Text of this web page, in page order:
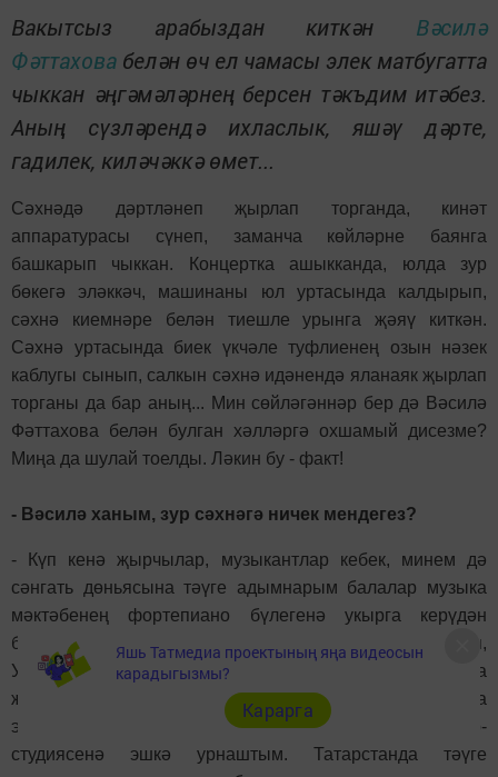
Вакытсыз арабыздан киткән Вәсилә
Фәттахова белән өч ел чамасы элек матбугатта
чыккан әңгәмәләрнең берсен тәкъдим итәбез.
Аның сүзләрендә ихласлык, яшәү дәрте,
гадилек, киләчәккә өмет...
Сәхнәдә дәртләнеп җырлап торганда, кинәт
аппаратурасы сүнеп, заманча көйләрне баянга
башкарып чыккан. Концертка ашыкканда, юлда зур
бөкегә эләккәч, машинаны юл уртасында калдырып,
сәхнә киемнәре белән тиешле урынга җәяү киткән.
Сәхнә уртасында биек үкчәле туфлиенең озын нәзек
каблугы сынып, салкын сәхнә идәнендә яланаяк җырлап
торганы да бар аның... Мин сөйләгәннәр бер дә Вәсилә
Фәттахова белән булган хәлләргә охшамый дисезме?
Миңа да шулай тоелды. Ләкин бу - факт!
- Вәсилә ханым, зур сәхнәгә ничек мендегез?
- Күп кенә җырчылар, музыкантлар кебек, минем дә
сәнгать дөньясына тәүге адымнарым балалар музыка
мәктәбенең фортепиано бүлегенә укырга керүдән
башланды. Аннан музыка училищесын тәмамлап,
Уфаның сәнгать академиясенә укырга кердем. Опера
җырчысы булырга уйлаган идем. Ләкин! Студент акча
эшләү җаен эзли инде ул, менә мин дә "Айдар" театр-
студиясенә эшкә урнаштым. Татарстанда тәүге
Яшь Татмедиа проектының яңа видеосын
карадыгызмы?
Карарга